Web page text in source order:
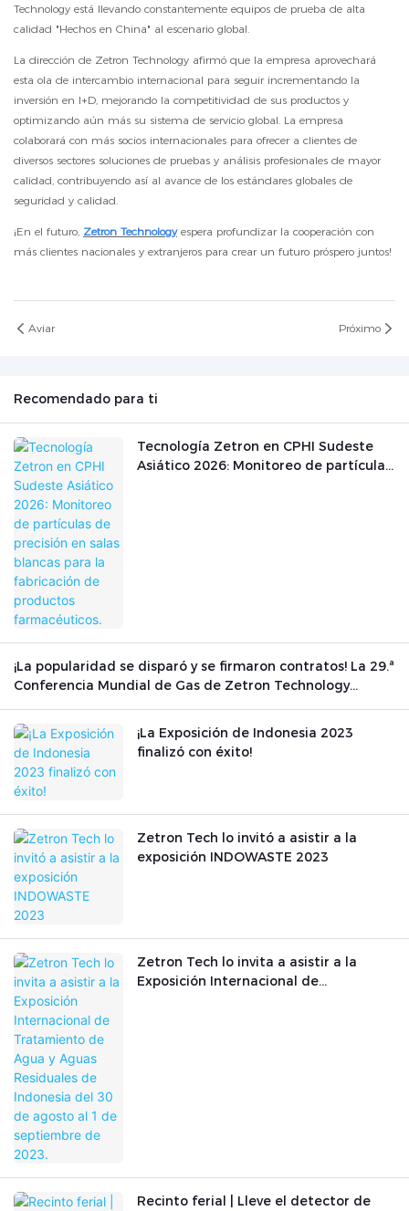
Technology está llevando constantemente equipos de prueba de alta
calidad "Hechos en China" al escenario global.
La dirección de Zetron Technology afirmó que la empresa aprovechará
esta ola de intercambio internacional para seguir incrementando la
inversión en I+D, mejorando la competitividad de sus productos y
optimizando aún más su sistema de servicio global. La empresa
colaborará con más socios internacionales para ofrecer a clientes de
diversos sectores soluciones de pruebas y análisis profesionales de mayor
calidad, contribuyendo así al avance de los estándares globales de
seguridad y calidad.
¡En el futuro, Zetron Technologyespera profundizar la cooperación con
más clientes nacionales y extranjeros para crear un futuro próspero juntos!
Aviar Próximo
Recomendado para ti
Tecnología Zetron en CPHI Sudeste
Asiático 2026: Monitoreo de partículas
¡La popularidad se disparó y se firmaron contratos! La 29.ª
Conferencia Mundial de Gas de Zetron Technology
¡La Exposición de Indonesia 2023
finalizó con éxito!
Zetron Tech lo invitó a asistir a la
exposición INDOWASTE 2023
Zetron Tech lo invita a asistir a la
Exposición Internacional de
Recinto ferial | Lleve el detector de